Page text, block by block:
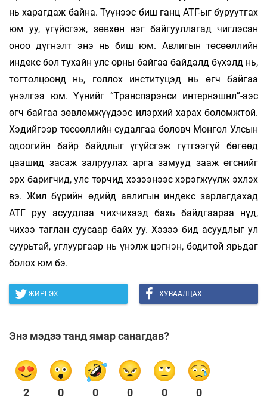
нь харагдаж байна. Түүнээс биш ганц АТГ-ыг буруутгах
юм уу, үгүйсгэж, зөвхөн нэг байгууллагад чиглэсэн
оноо дүгнэлт энэ нь биш юм. Авлигын төсөөллийн
индекс бол тухайн улс орны байгаа байдалд бүхэлд нь,
тогтолцоонд нь, голлох институцэд нь өгч байгаа
үнэлгээ юм. Үүнийг “Транспэрэнси интернэшнл”-ээс
өгч байгаа зөвлөмжүүдээс илэрхий харах боломжтой.
Хэдийгээр төсөөллийн судалгаа боловч Монгол Улсын
одоогийн байр байдлыг үгүйсгэж гүтгээгүй бөгөөд
цаашид засаж залруулах арга замууд зааж өгснийг
эрх баригчид, улс төрчид хэзээнээс хэрэгжүүлж эхлэх
вэ. Жил бүрийн өдийд авлигын индекс зарлагдахад
АТГ руу асуудлаа чихчихээд бахь байдгаараа нүд,
чихээ таглан суусаар байх уу. Хэзээ бид асуудлыг ул
суурьтай, углуургаар нь үнэлж цэгнэн, бодитой ярьдаг
болох юм бэ.
ЖИРГЭХ ХУВААЛЦАХ
Энэ мэдээ танд ямар санагдав?
2 0 0 0 0 0